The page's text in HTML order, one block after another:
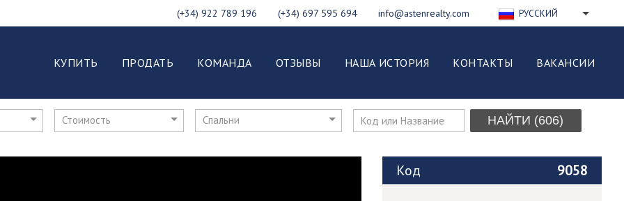
РУССКИЙ
ESPAÑOL
NEDERLANDS
POLSKI
(+34) 922 789 196 (+34) 697 595 694 info@astenrealty.com
КУПИТЬ ПРОДАТЬ КОМАНДА ОТЗЫВЫ НАША ИСТОРИЯ КОНТАКТЫ ВАКАНСИИ
Стоимость Спальни НАЙТИ (606)
Код 9058